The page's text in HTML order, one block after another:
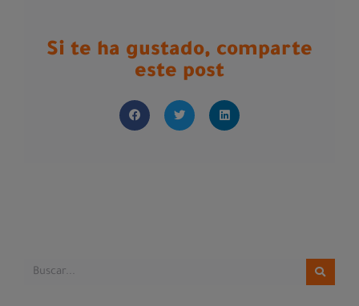
Si te ha gustado, comparte
este post